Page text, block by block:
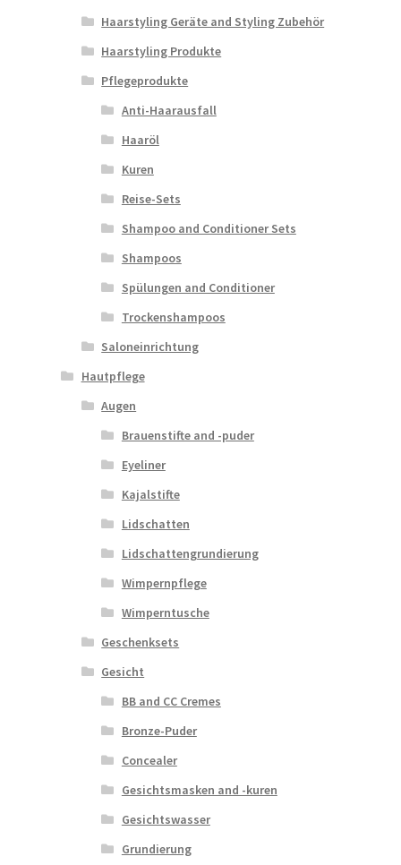
Haarstyling Geräte and Styling Zubehör
Haarstyling Produkte
Pflegeprodukte
Anti-Haarausfall
Haaröl
Kuren
Reise-Sets
Shampoo and Conditioner Sets
Shampoos
Spülungen and Conditioner
Trockenshampoos
Saloneinrichtung
Hautpflege
Augen
Brauenstifte and -puder
Eyeliner
Kajalstifte
Lidschatten
Lidschattengrundierung
Wimpernpflege
Wimperntusche
Geschenksets
Gesicht
BB and CC Cremes
Bronze-Puder
Concealer
Gesichtsmasken and -kuren
Gesichtswasser
Grundierung